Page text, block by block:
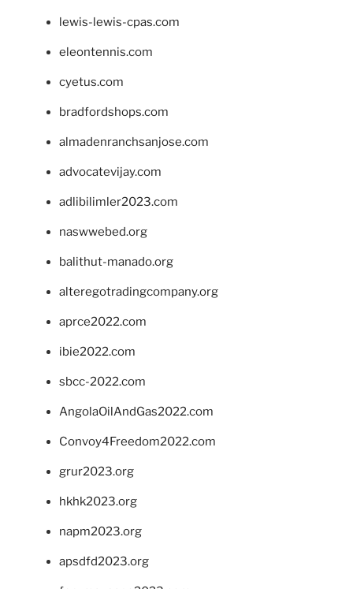
lewis-lewis-cpas.com
eleontennis.com
cyetus.com
bradfordshops.com
almadenranchsanjose.com
advocatevijay.com
adlibilimler2023.com
naswwebed.org
balithut-manado.org
alteregotradingcompany.org
aprce2022.com
ibie2022.com
sbcc-2022.com
AngolaOilAndGas2022.com
Convoy4Freedom2022.com
grur2023.org
hkhk2023.org
napm2023.org
apsdfd2023.org